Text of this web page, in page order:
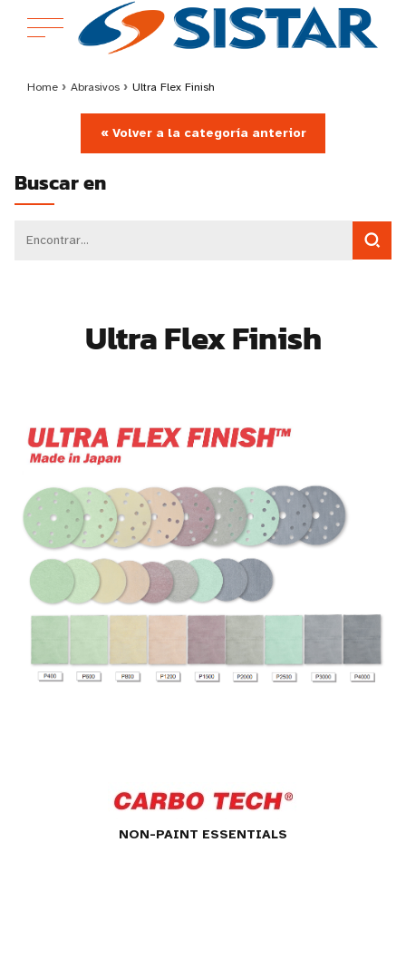
Home › Abrasivos › Ultra Flex Finish
« Volver a la categoría anterior
Buscar en
Ultra Flex Finish
NON-PAINT ESSENTIALS